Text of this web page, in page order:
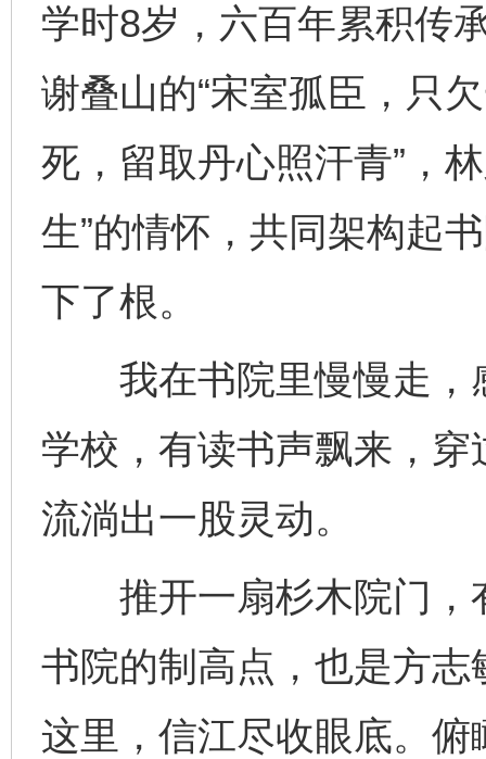
学时8岁，六百年累积传
谢叠山的“宋室孤臣，只
死，留取丹心照汗青”，
生”的情怀，共同架构起
下了根。
我在书院里慢慢走，
学校，有读书声飘来，
流淌出一股灵动。
推开一扇杉木院门，
书院的制高点，也是方
这里，信江尽收眼底。